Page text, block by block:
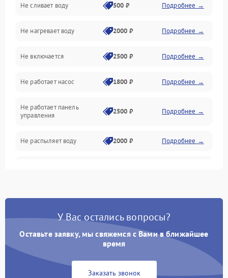
Электропитание
Датчики
Нагрев
Вода
Гигиена
Программное обеспечение
Не сливает воду 500 ₽ Подробнее →
Не нагревает воду 2000 ₽ Подробнее →
Не включается 2500 ₽ Подробнее →
Не работает насос 1800 ₽ Подробнее →
Не работает панель
управления
2500 ₽ Подробнее →
Не распыляет воду 2000 ₽ Подробнее →
Проблемы с набором
Не работает сушилка 2100 ₽ Подробнее →
Сбои в работе таймера 1700 ₽
У Вас остались вопросы?
Оставьте заявку, мы свяжемся с Вами в ближайшее
время
Заказать звонок